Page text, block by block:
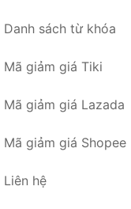
Danh sách từ khóa
Mã giảm giá Tiki
Mã giảm giá Lazada
Mã giảm giá Shopee
Liên hệ